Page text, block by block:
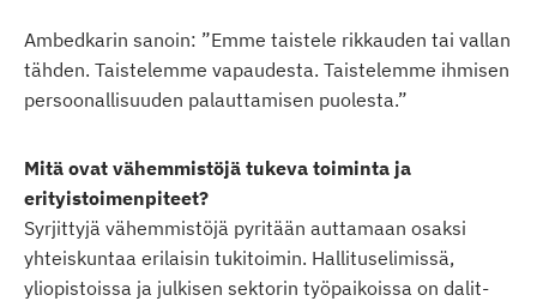
Ambedkarin sanoin: ”Emme taistele rikkauden tai vallan
tähden. Taistelemme vapaudesta. Taistelemme ihmisen
persoonallisuuden palauttamisen puolesta.”
Mitä ovat vähemmistöjä tukeva toiminta ja
erityistoimenpiteet?
Syrjittyjä vähemmistöjä pyritään auttamaan osaksi
yhteiskuntaa erilaisin tukitoimin. Hallituselimissä,
yliopistoissa ja julkisen sektorin työpaikoissa on dalit-